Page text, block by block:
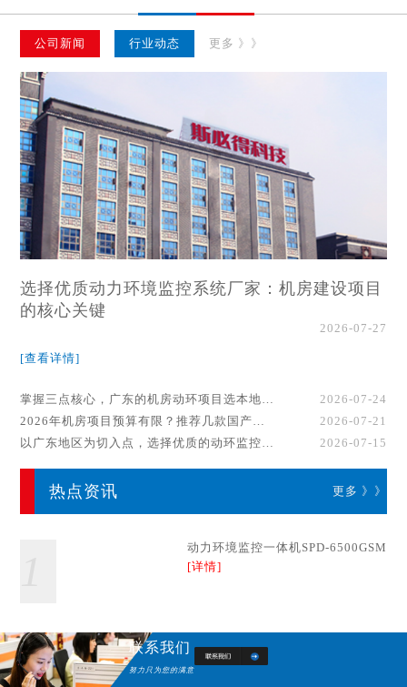
公司新闻 行业动态 更多 》》
选择优质动力环境监控系统厂家：机房建设项目
的核心关键
2026-07-27
[查看详情]
掌握三点核心，广东的机房动环项目选本地厂家事半功倍！
2026-07-24
2026年机房项目预算有限？推荐几款国产动环监控系统品牌
2026-07-21
以广东地区为切入点，选择优质的动环监控系统厂家
2026-07-15
热点资讯 更多 》》
动力环境监控一体机SPD-6500GSM
[详情]
联系我们
努力只为您的满意